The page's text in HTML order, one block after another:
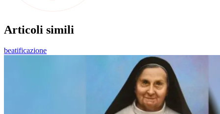
Articoli simili
beatificazione